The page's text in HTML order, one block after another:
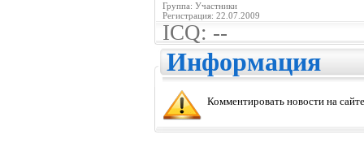
Группа: Участники
Регистрация: 22.07.2009
ICQ: --
Информация
Комментировать новости на